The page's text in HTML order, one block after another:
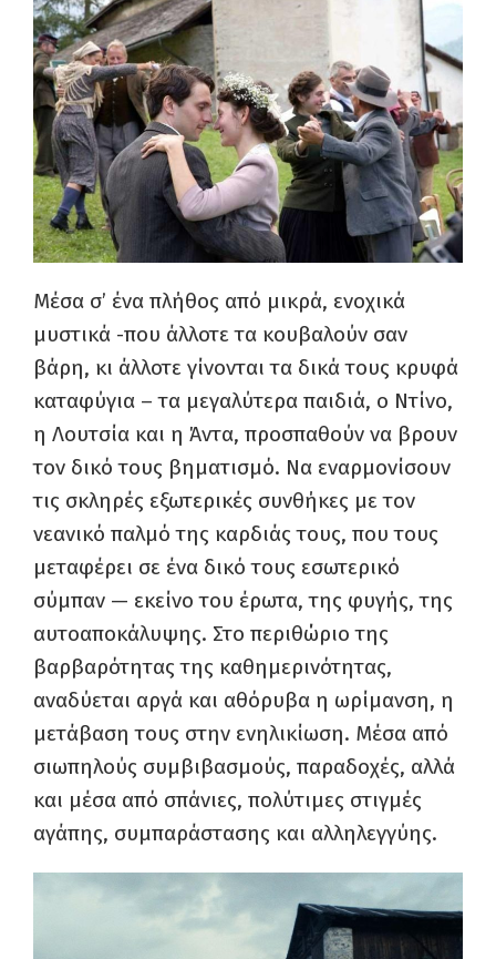
Μέσα σ’ ένα πλήθος από μικρά, ενοχικά
μυστικά -που άλλοτε τα κουβαλούν σαν
βάρη, κι άλλοτε γίνονται τα δικά τους κρυφά
καταφύγια – τα μεγαλύτερα παιδιά, ο Ντίνο,
η Λουτσία και η Άντα, προσπαθούν να βρουν
τον δικό τους βηματισμό. Να εναρμονίσουν
τις σκληρές εξωτερικές συνθήκες με τον
νεανικό παλμό της καρδιάς τους, που τους
μεταφέρει σε ένα δικό τους εσωτερικό
σύμπαν — εκείνο του έρωτα, της φυγής, της
αυτοαποκάλυψης. Στο περιθώριο της
βαρβαρότητας της καθημερινότητας,
αναδύεται αργά και αθόρυβα η ωρίμανση, η
μετάβαση τους στην ενηλικίωση. Μέσα από
σιωπηλούς συμβιβασμούς, παραδοχές, αλλά
και μέσα από σπάνιες, πολύτιμες στιγμές
αγάπης, συμπαράστασης και αλληλεγγύης.